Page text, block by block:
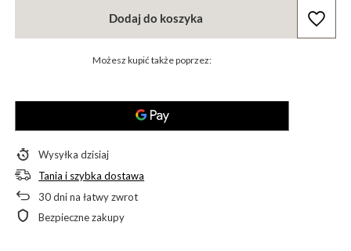
Dodaj do koszyka
Możesz kupić także poprzez:
Wysyłkadzisiaj
Tania i szybka dostawa
30dni na łatwy zwrot
Bezpieczne zakupy